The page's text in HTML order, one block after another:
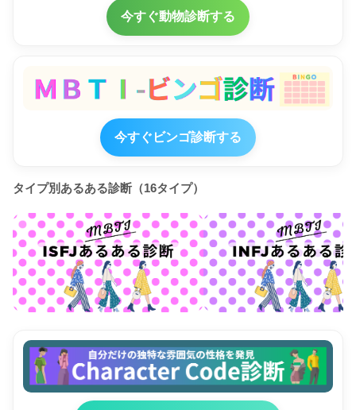
今すぐ動物診断する
今すぐビンゴ診断する
タイプ別あるある診断（16タイプ）